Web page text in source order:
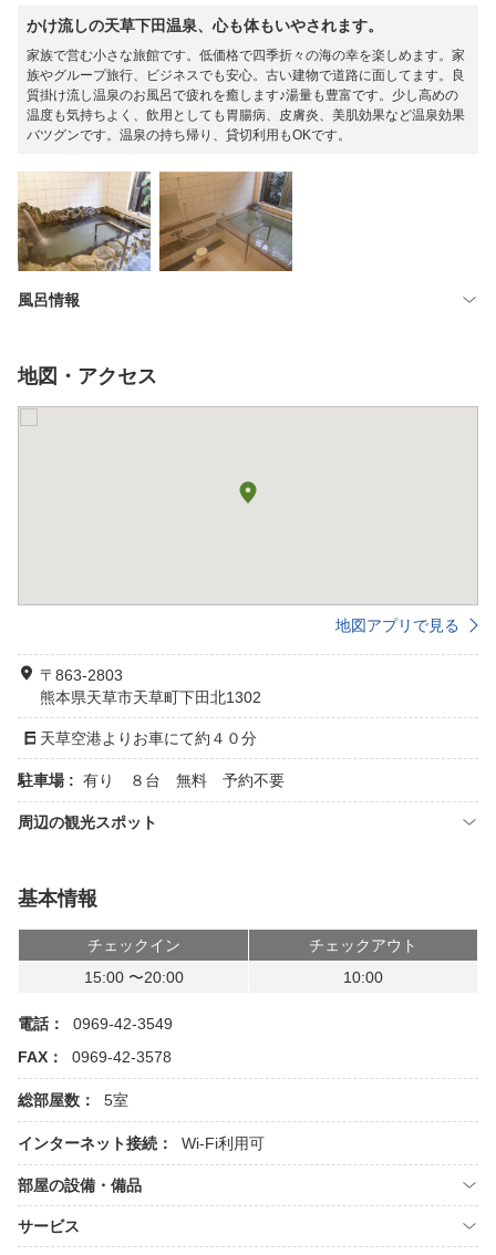
かけ流しの天草下田温泉、心も体もいやされます。
家族で営む小さな旅館です。低価格で四季折々の海の幸を楽しめます。家
族やグループ旅行、ビジネスでも安心。古い建物で道路に面してます。良
質掛け流し温泉のお風呂で疲れを癒します♪湯量も豊富です。少し高めの
温度も気持ちよく、飲用としても胃腸病、皮膚炎、美肌効果など温泉効果
バツグンです。温泉の持ち帰り、貸切利用もOKです。
風呂情報
地図・アクセス
地図アプリで見る
〒863-2803
熊本県天草市天草町下田北1302
天草空港よりお車にて約４０分
駐車場 : 有り ８台 無料 予約不要
周辺の観光スポット
基本情報
チェックイン
チェックアウト
15:00 〜20:00
10:00
電話：
0969-42-3549
FAX：
0969-42-3578
総部屋数： 5室
インターネット接続： Wi-Fi利用可
部屋の設備・備品
サービス